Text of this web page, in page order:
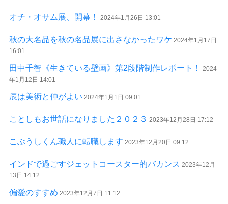
オチ・オサム展、開幕！ 2024年1月26日 13:01
秋の大名品を秋の名品展に出さなかったワケ 2024年1月17日
16:01
田中千智《生きている壁画》第2段階制作レポート！
2024
年1月12日 14:01
辰は美術と仲がよい 2024年1月1日 09:01
ことしもお世話になりました２０２３ 2023年12月28日 17:12
こぶうしくん職人に転職します 2023年12月20日 09:12
インドで過ごすジェットコースター的バカンス 2023年12月
13日 14:12
偏愛のすすめ 2023年12月7日 11:12